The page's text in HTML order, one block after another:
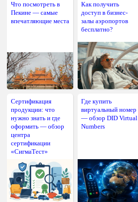
Что посмотреть в
Пекине — самые
впечатляющие места
Как получить
доступ в бизнес-
залы аэропортов
бесплатно?
Сертификация
продукции: что
нужно знать и где
оформить — обзор
центра
сертификации
«СигмаТест»
Где купить
виртуальный номер
— обзор DID Virtual
Numbers